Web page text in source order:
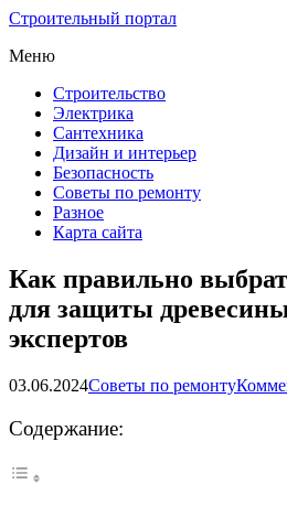
Строительный портал
Меню
Строительство
Электрика
Сантехника
Дизайн и интерьер
Безопасность
Советы по ремонту
Разное
Карта сайта
Как правильно
для защиты
экспертов
03.06.2024Советы по ремонту
Содержание: